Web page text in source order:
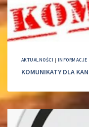
AKTUALNOŚCI | INFORMACJE
KOMUNIKATY DLA